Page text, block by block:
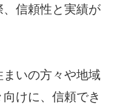
信頼性と実績が
いの方々や地域
けに、信頼でき